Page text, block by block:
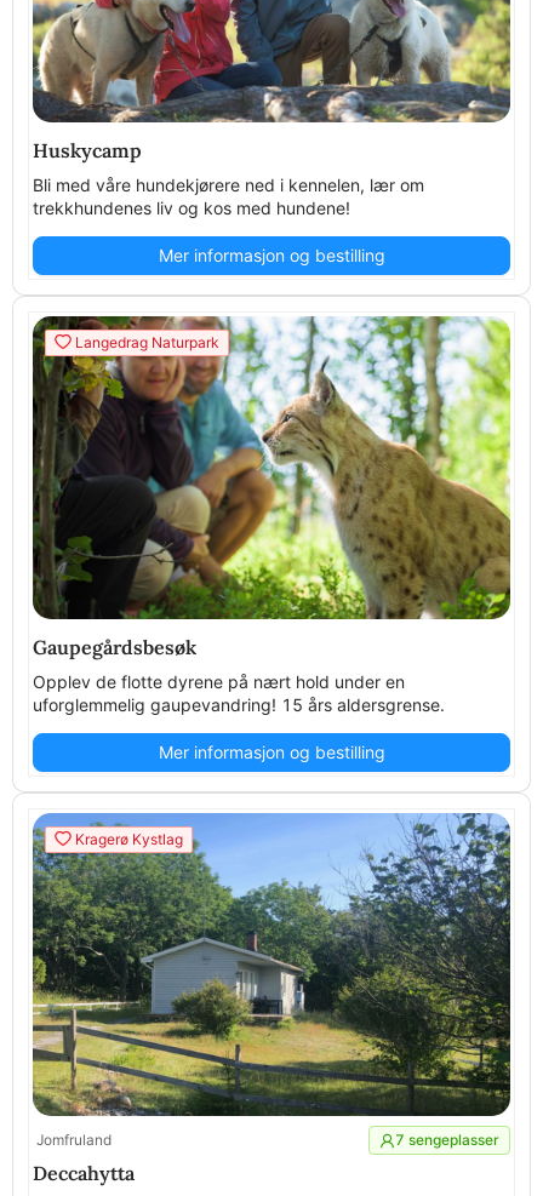
Huskycamp
Bli med våre hundekjørere ned i kennelen, lær om
trekkhundenes liv og kos med hundene!
Mer informasjon og bestilling
Langedrag Naturpark
Gaupegårdsbesøk
Opplev de flotte dyrene på nært hold under en
uforglemmelig gaupevandring! 15 års aldersgrense.
Mer informasjon og bestilling
Kragerø Kystlag
Jomfruland 7 sengeplasser
Deccahytta